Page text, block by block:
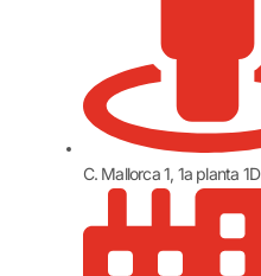
C. Mallorca 1, 1a planta 1D